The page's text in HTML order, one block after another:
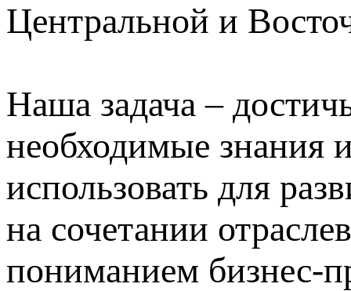
Центральной и
Наша задача –
необходимые знания
использовать для
на сочетании
пониманием бизнес-